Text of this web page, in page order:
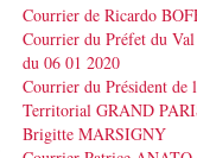
Courrier de Ricardo
Courrier du Préfet du
du 06 01 2020
Courrier du Président de
Territorial GRAND
Brigitte MARSIGNY